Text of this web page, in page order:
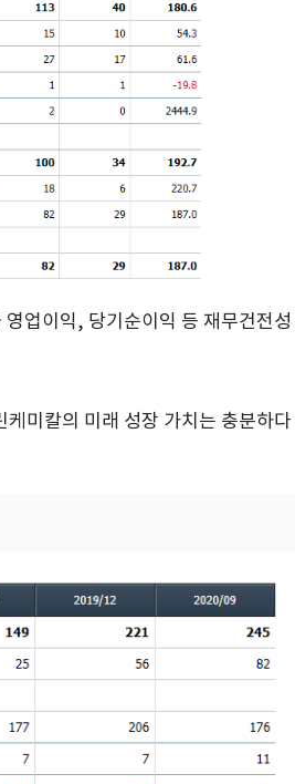
업이익, 당기순이익 등 재무건전성
미칼의 미래 성장 가치는 충분하다